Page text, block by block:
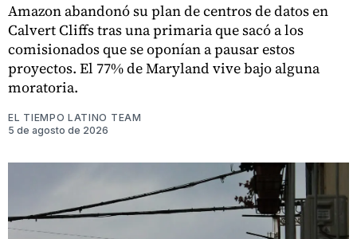
Amazon abandonó su plan de centros de datos en
Calvert Cliffs tras una primaria que sacó a los
comisionados que se oponían a pausar estos
proyectos. El 77% de Maryland vive bajo alguna
moratoria.
EL TIEMPO LATINO TEAM
5 de agosto de 2026